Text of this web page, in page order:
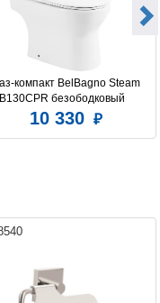
компакт BelBagno Steam
безободковый
10 330